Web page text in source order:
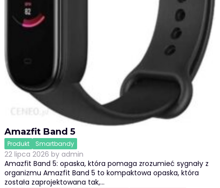
Amazfit Band 5
Produkt Smartbandy
22 lipca 2026 by admin
Amazfit Band 5: opaska, która pomaga zrozumieć sygnały z
organizmu Amazfit Band 5 to kompaktowa opaska, która
została zaprojektowana tak,…